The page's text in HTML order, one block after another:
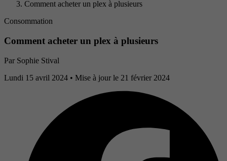
Comment acheter un plex à plusieurs
Consommation
Comment acheter un plex à plusieurs
Par Sophie Stival
Lundi 15 avril 2024 • Mise à jour le 21 février 2024